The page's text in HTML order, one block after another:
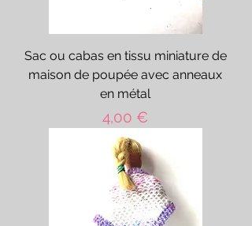
Sac ou cabas en tissu miniature de
maison de poupée avec anneaux
en métal
Prix
4,00 €